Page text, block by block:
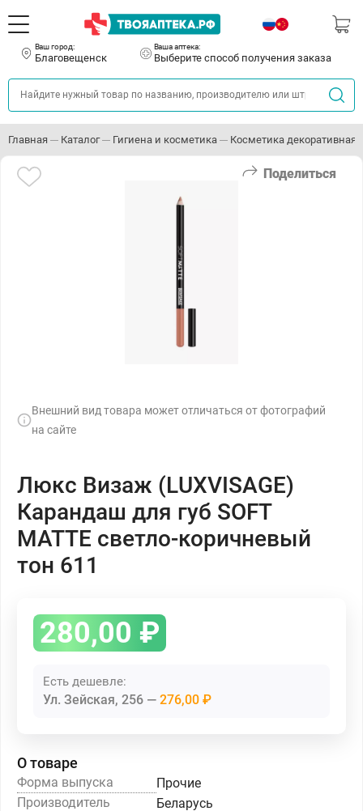
Ваш город:
Благовещенск
Ваша аптека:
Выберите способ получения заказа
Главная Каталог Гигиена и косметика Косметика декоративная
Поделиться
Внешний вид товара может отличаться от фотографий
на сайте
Люкс Визаж (LUXVISAGE)
Карандаш для губ SOFT
MATTE светло-коричневый
тон 611
280,00 ₽
Есть дешевле:
Ул. Зейская, 256 276,00 ₽
О товаре
Форма выпуска
Прочие
Производитель
Беларусь